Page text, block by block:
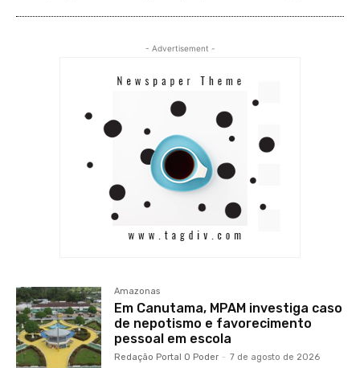
- Advertisement -
Amazonas
Em Canutama, MPAM investiga caso
de nepotismo e favorecimento
pessoal em escola
Redação Portal O Poder - 7 de agosto de 2026